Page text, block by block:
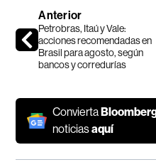
Anterior
Petrobras, Itaú y Vale:
acciones recomendadas en
Brasil para agosto, según
bancos y corredurías
Convierta
noticiasaquí